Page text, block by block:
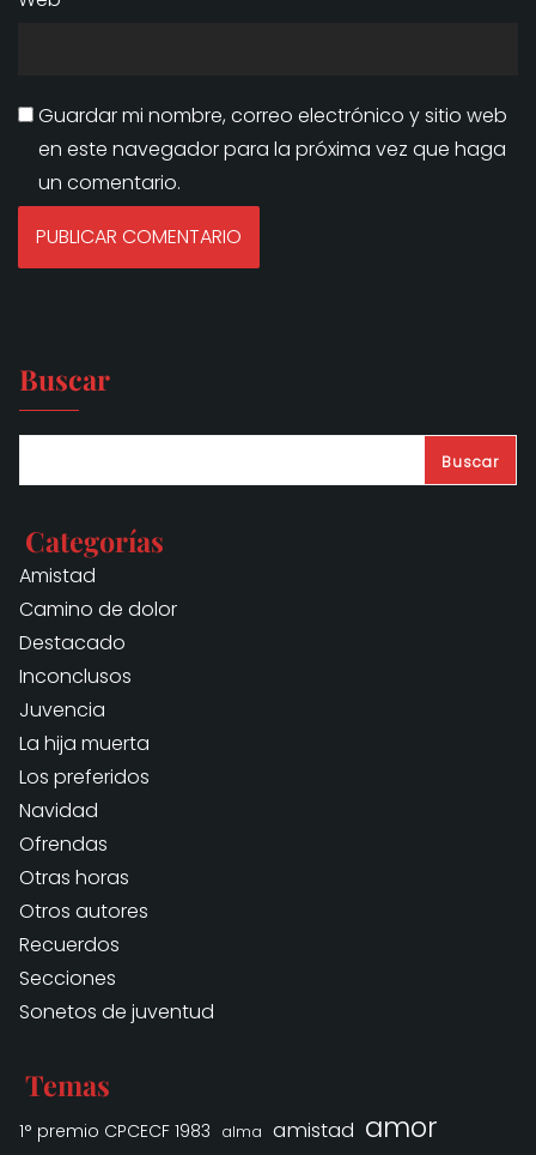
Guardar mi nombre, correo electrónico y sitio web
en este navegador para la próxima vez que haga
un comentario.
Buscar
Buscar
Categorías
Amistad
Camino de dolor
Destacado
Inconclusos
Juvencia
La hija muerta
Los preferidos
Navidad
Ofrendas
Otras horas
Otros autores
Recuerdos
Secciones
Sonetos de juventud
Temas
1° premio CPCECF 1983 alma amistad amor